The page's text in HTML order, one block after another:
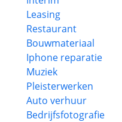
Leasing
Restaurant
Bouwmateriaal
Iphone reparatie
Muziek
Pleisterwerken
Auto verhuur
Bedrijfsfotografie